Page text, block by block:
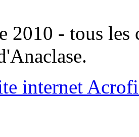
2010 - tous les
internet